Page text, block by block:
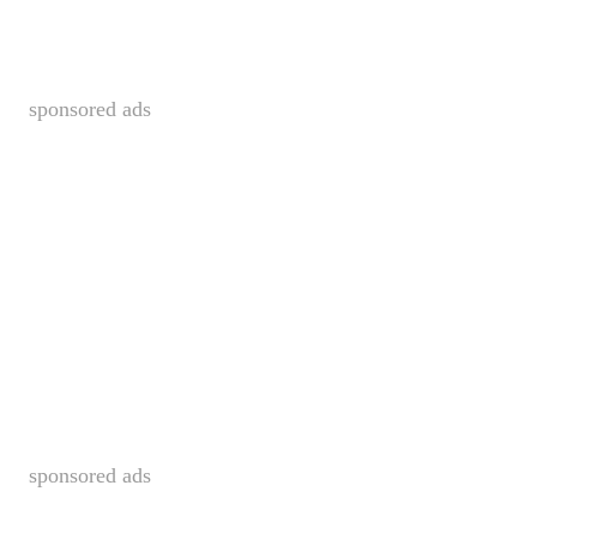
sponsored ads
sponsored ads